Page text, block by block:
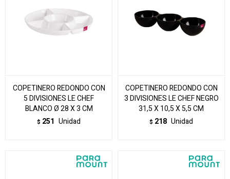
COPETINERO REDONDO CON
5 DIVISIONES LE CHEF
BLANCO Ø 28 X 3 CM
$ 251 Unidad
COPETINERO REDONDO CON
3 DIVISIONES LE CHEF NEGRO
31,5 X 10,5 X 5,5 CM
$ 218 Unidad